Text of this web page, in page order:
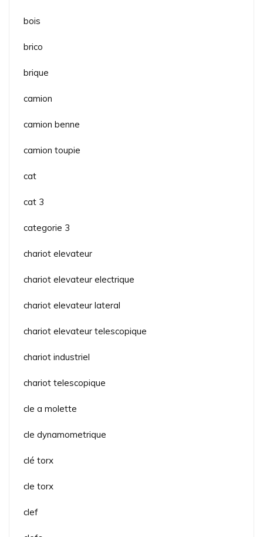
bois
brico
brique
camion
camion benne
camion toupie
cat
cat 3
categorie 3
chariot elevateur
chariot elevateur electrique
chariot elevateur lateral
chariot elevateur telescopique
chariot industriel
chariot telescopique
cle a molette
cle dynamometrique
clé torx
cle torx
clef